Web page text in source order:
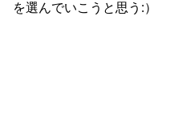
を選んでいこうと思う:）